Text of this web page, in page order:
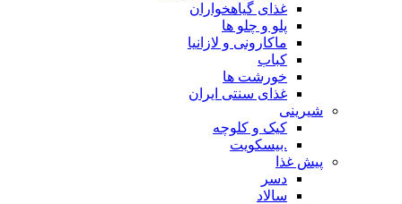
غذای گیاهخواران
پلو و چلو ها
ماکارونی و لازانیا
کباب
خورشت ها
غذای سنتی ایران
شیرینی
کیک و کلوچه
.بیسکویت
پیش غذا
دسر
سالاد